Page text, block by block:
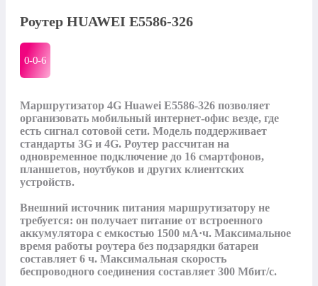
Роутер HUAWEI E5586-326
0-0-6
Маршрутизатор 4G Huawei E5586-326 позволяет
организовать мобильный интернет-офис везде, где
есть сигнал сотовой сети. Модель поддерживает
стандарты 3G и 4G. Роутер рассчитан на
одновременное подключение до 16 смартфонов,
планшетов, ноутбуков и других клиентских
устройств.
Внешний источник питания маршрутизатору не
требуется: он получает питание от встроенного
аккумулятора с емкостью 1500 мА·ч. Максимальное
время работы роутера без подзарядки батареи
составляет 6 ч. Максимальная скорость
беспроводного соединения составляет 300 Мбит/с.